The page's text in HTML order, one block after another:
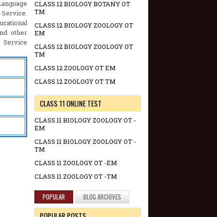
other
CLASS 12 BIOLOGY BOTANY OT
TM
CLASS 12 BIOLOGY ZOOLOGY OT
EM
CLASS 12 BIOLOGY ZOOLOGY OT
TM
CLASS 12 ZOOLOGY OT EM
CLASS 12 ZOOLOGY OT TM
CLASS 11 ONLINE TEST
CLASS 11 BIOLOGY ZOOLOGY OT -
EM
CLASS 11 BIOLOGY ZOOLOGY OT -
TM
CLASS 11 ZOOLOGY OT -EM
CLASS 11 ZOOLOGY OT -TM
POPULAR BLOG ARCHIVES